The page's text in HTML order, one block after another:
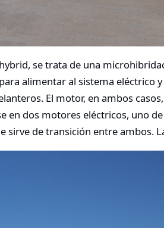
se trata de una
alimentar al sistema eléctrico
El motor, en ambos
en dos motores eléctricos, uno
sirve de transición entre ambos.